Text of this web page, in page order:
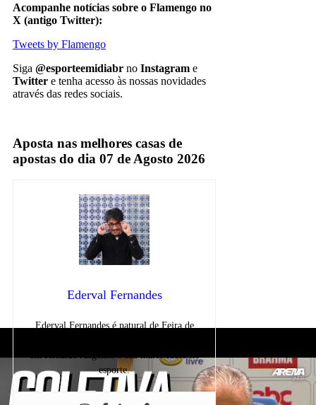
Acompanhe notícias sobre o Flamengo no
X (antigo Twitter):
Tweets by Flamengo
Siga @esporteemidiabr no Instagram e
Twitter e tenha acesso às nossas novidades
através das redes sociais.
Aposta nas melhores casas de
apostas do dia 07 de Agosto 2026
Ederval Fernandes
Ederval Fernandes é natural de Feira de
em Ronaldo Angelim o seu maior ídolo no
esporte.